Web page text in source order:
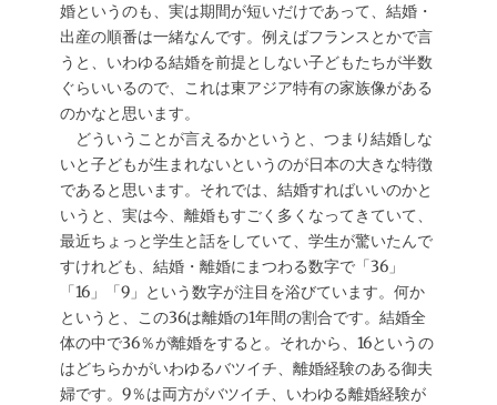
婚というのも、実は期間が短いだけであって、結婚・
出産の順番は一緒なんです。例えばフランスとかで言
うと、いわゆる結婚を前提としない子どもたちが半数
ぐらいいるので、これは東アジア特有の家族像がある
のかなと思います。
どういうことが言えるかというと、つまり結婚しな
いと子どもが生まれないというのが日本の大きな特徴
であると思います。それでは、結婚すればいいのかと
いうと、実は今、離婚もすごく多くなってきていて、
最近ちょっと学生と話をしていて、学生が驚いたんで
すけれども、結婚・離婚にまつわる数字で「36」
「16」「9」という数字が注目を浴びています。何か
というと、この36は離婚の1年間の割合です。結婚全
体の中で36％が離婚をすると。それから、16というの
はどちらかがいわゆるバツイチ、離婚経験のある御夫
婦です。9％は両方がバツイチ、いわゆる離婚経験が